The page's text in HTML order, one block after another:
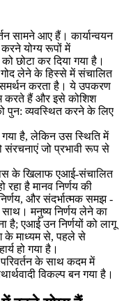
सामने आए हैं। कार्यान्वयन
योग्य रूपों में
छोटा कर दिया गया है।
लेने के हिस्से में संचालित
करता है। ये उपकरण
करते हैं और इसे कोशिश
पुन: व्यवस्थित करने के लिए
गया है, लेकिन उस स्थिति में
संरचनाएं जो प्रभावी रूप से
के खिलाफ एआई-संचालित
रहा है मानव निर्णय की
और संदर्भात्मक समझ -
मनुष्य निर्णय लेने का
एआई उन निर्णयों को लागू
के माध्यम से, पहले से
हो गया है।
परिवर्तन के साथ कदम में
विकल्प बन गया है।